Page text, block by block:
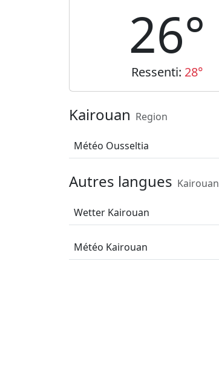
26°
Ressenti: 28°
Kairouan Region
Météo Ousseltia
Autres langues Kairouan
Wetter Kairouan
Météo Kairouan